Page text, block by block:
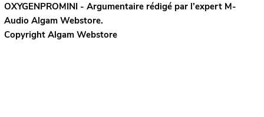
OXYGENPROMINI - Argumentaire rédigé par l’expert M-
Audio Algam Webstore.
Copyright Algam Webstore